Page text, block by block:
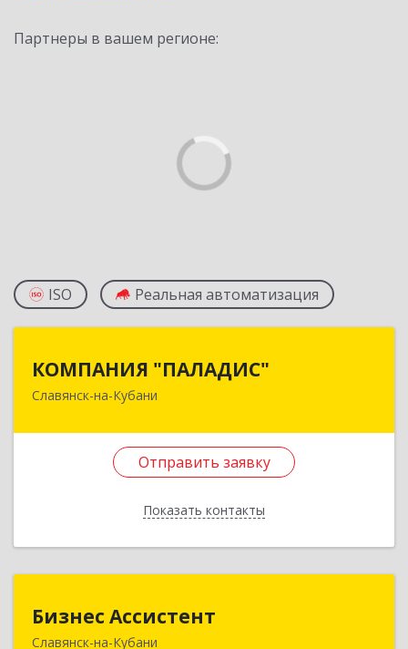
Партнеры в вашем регионе:
ISO Реальная автоматизация
КОМПАНИЯ "ПАЛАДИС"
Славянск-на-Кубани
Отправить заявку
Показать контакты
353560, Краснодарский край, Славянский р-н,
Назад
Бизнес Ассистент
Славянск-на-Кубани